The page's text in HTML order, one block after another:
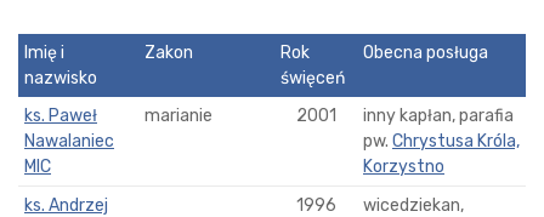
Imię i
nazwisko
Zakon
Rok
święceń
Obecna posługa
ks. Paweł
Nawalaniec
MIC
marianie 2001
inny kapłan, parafia
pw. Chrystusa Króla,
Korzystno
ks. Andrzej
1996
wicedziekan,